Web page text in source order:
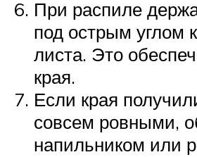
При распиле
под острым углом
листа. Это
края.
Если края
совсем ровными,
напильником или